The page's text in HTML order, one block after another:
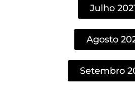
Julho
Agosto
Setembro